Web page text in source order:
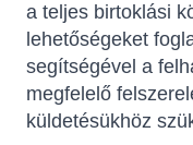
a teljes birtoklási
lehetőségeket
segítségével a
megfelelő
küldetésükhöz